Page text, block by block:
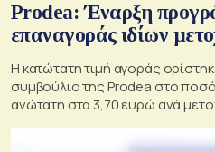
Prodea: Έναρξη
επαναγοράς ιδίων
Η κατώτατη τιμή αγοράς
συμβούλιο της Prodea στο
ανώτατη στα 3,70 ευρώ ανά